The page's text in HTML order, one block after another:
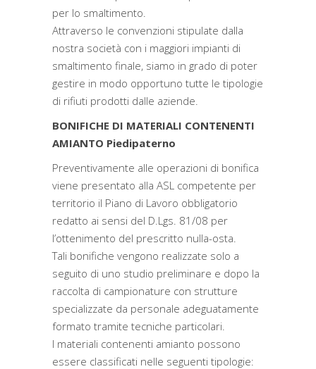
per lo smaltimento.
Attraverso le convenzioni stipulate dalla
nostra società con i maggiori impianti di
smaltimento finale, siamo in grado di poter
gestire in modo opportuno tutte le tipologie
di rifiuti prodotti dalle aziende.
BONIFICHE DI MATERIALI CONTENENTI
AMIANTO Piedipaterno
Preventivamente alle operazioni di bonifica
viene presentato alla ASL competente per
territorio il Piano di Lavoro obbligatorio
redatto ai sensi del D.Lgs. 81/08 per
l’ottenimento del prescritto nulla-osta.
Tali bonifiche vengono realizzate solo a
seguito di uno studio preliminare e dopo la
raccolta di campionature con strutture
specializzate da personale adeguatamente
formato tramite tecniche particolari.
I materiali contenenti amianto possono
essere classificati nelle seguenti tipologie: